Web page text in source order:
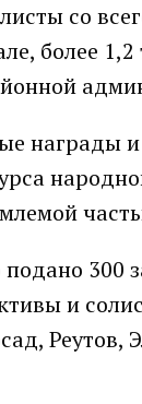
со
более 1,2
награды
300
и
Реутов,